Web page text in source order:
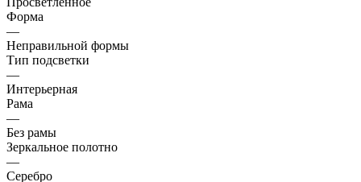
Форма
—
Неправильной формы
Тип подсветки
—
Интерьерная
Рама
—
Без рамы
Зеркальное полотно
—
Серебро